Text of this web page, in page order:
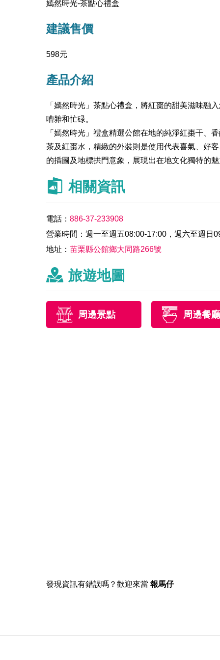
嫣然時光-茶點心禮盒
建議售價
598元
產品介紹
「嫣然時光」茶點心禮盒，將紅棗的甜美滋味融
嘈雜和忙碌。
「嫣然時光」禮盒精選公館在地的純淨紅棗干、
茶及紅棗水，精緻的外裝則是使用代表喜氣、好
的插圖及地標拱門意象，展現出在地文化獨特的
相關資訊
電話：886-37-233908
營業時間：週一至週五08:00-17:00，週六至週日
地址：苗栗縣公館鄉大同路266號
旅遊地圖
周邊景點 周邊餐
發現資訊有錯誤嗎？歡迎來當報馬仔